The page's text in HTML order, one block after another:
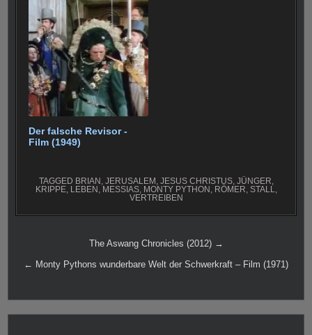
Der falsche Revisor -
Film (1949)
TAGGED BRIAN , JERUSALEM , JESUS CHRISTUS, JÜNGER,
KRIPPE, LEBEN , MESSIAS, MONTY PYTHON , RÖMER, STALL,
VERTREIBEN
Beitragsnavigation
The Aswang Chronicles (2012) →
← Monty Pythons wunderbare Welt der Schwerkraft – Film (1971)